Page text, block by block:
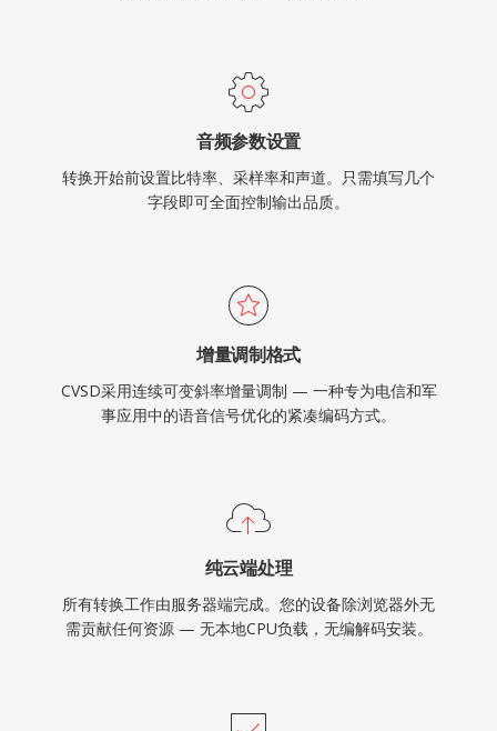
音频参数设置
转换开始前设置比特率、采样率和声道。只需填写几个
字段即可全面控制输出品质。
增量调制格式
CVSD采用连续可变斜率增量调制 — 一种专为电信和军
事应用中的语音信号优化的紧凑编码方式。
纯云端处理
所有转换工作由服务器端完成。您的设备除浏览器外无
需贡献任何资源 — 无本地CPU负载，无编解码安装。